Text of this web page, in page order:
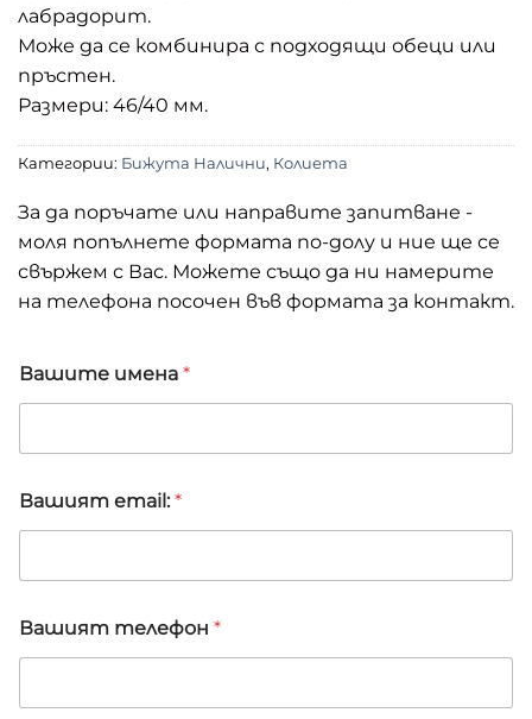
лабрадорит.
Може да се комбинира с подходящи обеци или
пръстен.
Размери: 46/40 мм.
Категории: Бижута Налични, Колиета
За да поръчате или направите запитване -
моля попълнете формата по-долу и ние ще се
свържем с Вас. Можете също да ни намерите
на телефона посочен във формата за контакт.
Вашите имена *
Вашият email: *
а
п
Вашият телефон *